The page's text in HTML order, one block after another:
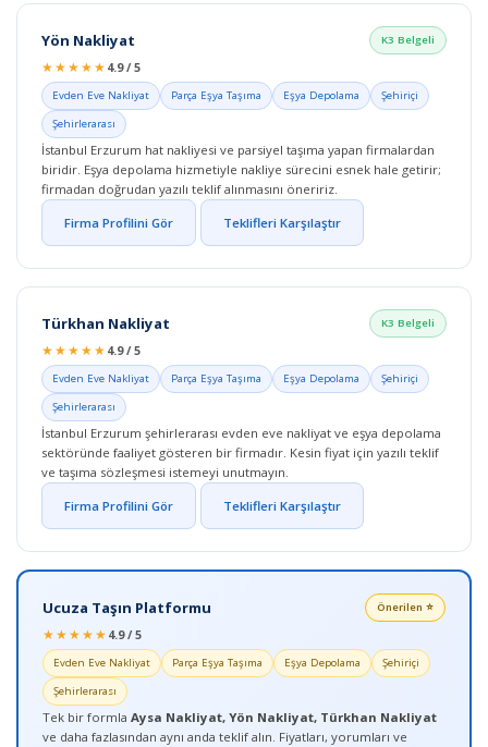
Yön Nakliyat K3 Belgeli
★★★★★ 4.9 / 5
Evden Eve Nakliyat Parça Eşya Taşıma Eşya Depolama
Şehiriçi
Şehirlerarası
İstanbul Erzurum hat nakliyesi ve parsiyel taşıma yapan firmalardan
biridir. Eşya depolama hizmetiyle nakliye sürecini esnek hale getirir;
firmadan doğrudan yazılı teklif alınmasını öneririz.
Firma Profilini Gör Teklifleri Karşılaştır
Türkhan Nakliyat K3 Belgeli
★★★★★ 4.9 / 5
Evden Eve Nakliyat Parça Eşya Taşıma Eşya Depolama
Şehiriçi
Şehirlerarası
İstanbul Erzurum şehirlerarası evden eve nakliyat ve eşya depolama
sektöründe faaliyet gösteren bir firmadır. Kesin fiyat için yazılı teklif
ve taşıma sözleşmesi istemeyi unutmayın.
Firma Profilini Gör Teklifleri Karşılaştır
Ucuza Taşın Platformu Önerilen ⭐
★★★★★ 4.9 / 5
Evden Eve Nakliyat Parça Eşya Taşıma Eşya Depolama
Şehiriçi
Şehirlerarası
Tek bir formla Aysa Nakliyat, Yön Nakliyat, Türkhan Nakliyat
ve daha fazlasından aynı anda teklif alın. Fiyatları, yorumları ve